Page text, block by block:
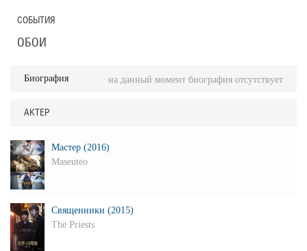
СОБЫТИЯ
ОБОИ
Биография на данный момент биография отсутствует
АКТЕР
Мастер (2016)
Maseuteo
Священники (2015)
The Priests